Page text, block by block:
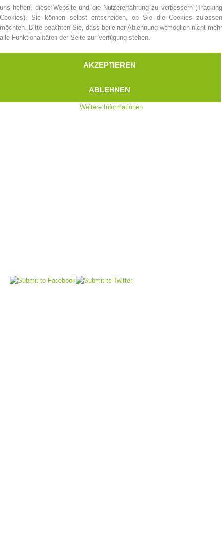
uns helfen, diese Website und die Nutzererfahrung zu verbessern (Tracking
Cookies). Sie können selbst entscheiden, ob Sie die Cookies zulassen
möchten. Bitte beachten Sie, dass bei einer Ablehnung womöglich nicht mehr
alle Funktionalitäten der Seite zur Verfügung stehen.
AKZEPTIEREN
ABLEHNEN
Weitere Informationen